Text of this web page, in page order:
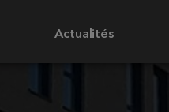
Actualités